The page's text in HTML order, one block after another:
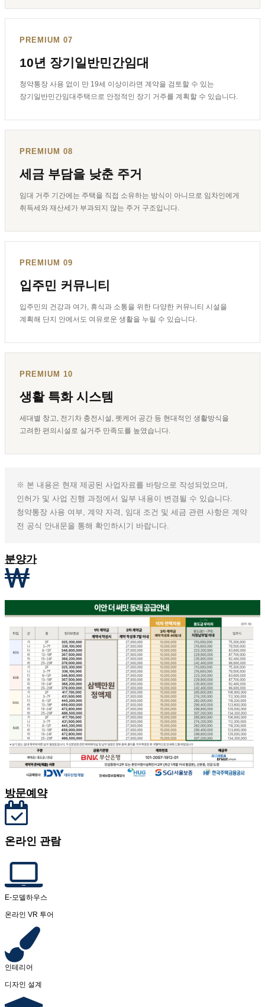
PREMIUM 07
10년 장기일반민간임대
청약통장 사용 없이 만 19세 이상이라면 계약을 검토할 수 있는
장기일반민간임대주택으로 안정적인 장기 거주를 계획할 수 있습니다.
PREMIUM 08
세금 부담을 낮춘 주거
임대 거주 기간에는 주택을 직접 소유하는 방식이 아니므로 임차인에게
취득세와 재산세가 부과되지 않는 주거 구조입니다.
PREMIUM 09
입주민 커뮤니티
입주민의 건강과 여가, 휴식과 소통을 위한 다양한 커뮤니티 시설을
계획해 단지 안에서도 여유로운 생활을 누릴 수 있습니다.
PREMIUM 10
생활 특화 시스템
세대별 창고, 전기차 충전시설, 펫케어 공간 등 현대적인 생활방식을
고려한 편의시설로 실거주 만족도를 높였습니다.
※ 본 내용은 현재 제공된 사업자료를 바탕으로 작성되었으며,
인허가 및 사업 진행 과정에서 일부 내용이 변경될 수 있습니다.
청약통장 사용 여부, 계약 자격, 임대 조건 및 세금 관련 사항은 계약
전 공식 안내문을 통해 확인하시기 바랍니다.
분양가
방문예약
온라인 관람
E-모델하우스
온라인 VR 투어
인테리어
디자인 설계